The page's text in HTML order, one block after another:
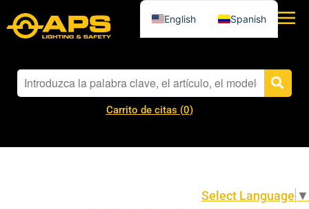
Carrito de citas (0)
Select Language ▼
English Spanish